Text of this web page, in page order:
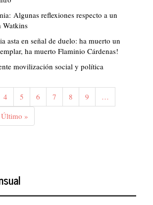
Algunas reflexiones respecto a un
Watkins
asta en señal de duelo: ha muerto un
ha muerto Flaminio Cárdenas!
movilización social y política
Página
4 Página
5 Página
6 Página
7 Página
8 Página
9
…
Última
página
Último »